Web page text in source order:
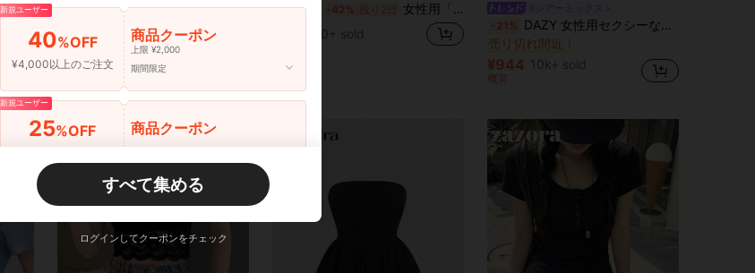
MJYY
女性用 ラウンドネック フィッテッド 半袖Tシャツ、アメリカンスタイル、ホワイト、春夏新作カジュアル ブラック
売り切れ間近！
(1000+)
売り切れ間近！
(1000+)
売り切れ間近！
(1000+)
売り切れ間近！
(1000+)
¥901 10k+ sold
国内発送 -42% 残り2日 女性用「Orion」グラフィックプリントTシャツ、クルーネック ドロップショルダー カジュアル半袖トップス、春に最適
70+ sold
-21% DAZY 女性用セクシーなホルターネック リボン ストラップ ルーチェ シアー ビーチカバーアップ水着ラップ、夏のY2Kロングスリーブ女性用トップス オフショル
#1 ベストセラー
売り切れ間近！
#1 ベストセラー
売り切れ間近！
#1 ベストセラー
売り切れ間近！
#1 ベストセラー に モデストシック 女性用トップス、ブラウス、Tシャツ
売り切れ間近！
¥944 10k+ sold
概算
新規ユーザー
40%OFF
¥4,000以上のご注文
商品クーポン
上限 ¥2,000
期間限定
新規ユーザー
25%OFF 商品クーポン
新規ユーザー
30
¥9,000以上のご注文
商品クーポン
期間限定
すべて集める
ログインしてクーポンをチェック